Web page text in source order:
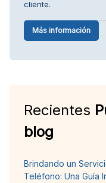
cliente.
Más información
Recientes
blog
Brindando un
Teléfono: Una Guía